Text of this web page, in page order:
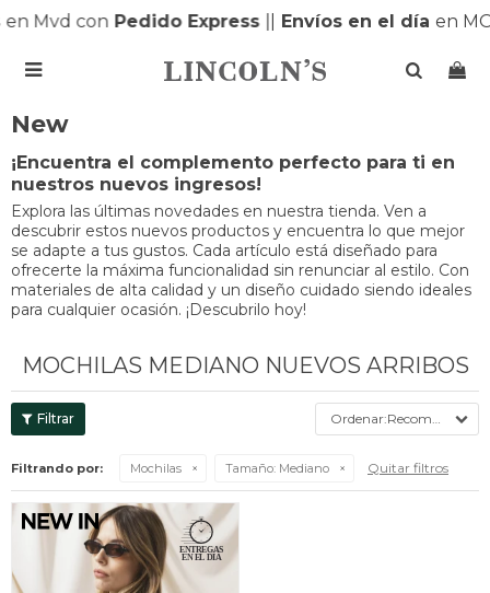
en Mvd conPedido Express| Envíos en el día en

New
¡Encuentra el complemento perfecto para ti en
nuestros nuevos ingresos!
Explora las últimas novedades en nuestra tienda. Ven a
descubrir estos nuevos productos y encuentra lo que mejor
se adapte a tus gustos. Cada artículo está diseñado para
ofrecerte la máxima funcionalidad sin renunciar al estilo. Con
materiales de alta calidad y un diseño cuidado siendo ideales
para cualquier ocasión. ¡Descubrilo hoy!
MOCHILAS MEDIANO NUEVOS ARRIBOS
Recomendados
Filtrando por: Mochilas Tamaño: Mediano Quitar filtros